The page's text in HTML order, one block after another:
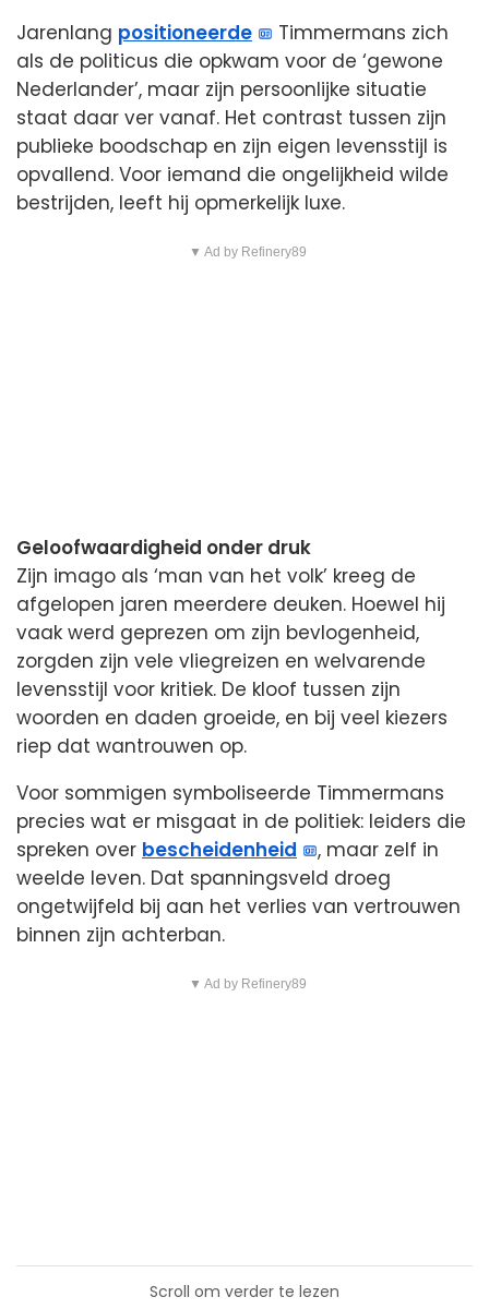
Jarenlang positioneerde
Timmermans zich
als de politicus die opkwam voor de ‘gewone
Nederlander’, maar zijn persoonlijke situatie
staat daar ver vanaf. Het contrast tussen zijn
publieke boodschap en zijn eigen levensstijl is
opvallend. Voor iemand die ongelijkheid wilde
bestrijden, leeft hij opmerkelijk luxe.
▼ Ad by Refinery89
Geloofwaardigheid onder druk
Zijn imago als ‘man van het volk’ kreeg de
afgelopen jaren meerdere deuken. Hoewel hij
vaak werd geprezen om zijn bevlogenheid,
zorgden zijn vele vliegreizen en welvarende
levensstijl voor kritiek. De kloof tussen zijn
woorden en daden groeide, en bij veel kiezers
riep dat wantrouwen op.
Voor sommigen symboliseerde Timmermans
precies wat er misgaat in de politiek: leiders die
spreken over bescheidenheid
, maar zelf in
weelde leven. Dat spanningsveld droeg
ongetwijfeld bij aan het verlies van vertrouwen
binnen zijn achterban.
▼ Ad by Refinery89
Scroll om verder te lezen